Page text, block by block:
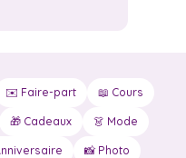
✉️ Faire-part 📖 Cours
🎁 Cadeaux 👗 Mode
📸 Photo